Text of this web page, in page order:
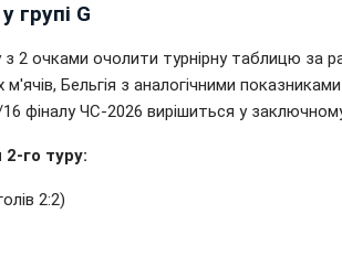
групі G
з 2 очками очолити турнірну таблицю за
м'ячів, Бельгія з аналогічними показниками
фіналу ЧС-2026 вирішиться у
2-го туру:
2:2)